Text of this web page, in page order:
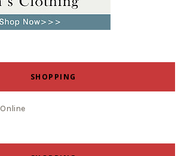
SHOPPING